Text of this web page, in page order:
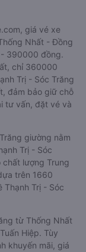
giá vé xe
Nhất - Đồng
390000 đồng.
chỉ 360000
Trị - Sóc Trăng
đảm bảo giữ chỗ
tư vấn, đặt vé và
giường nằm
Trị - Sóc
lượng Trung
trên 1660
Thạnh Trị - Sóc
từ Thống Nhất
Hiệp. Tùy
khuyến mãi, giá